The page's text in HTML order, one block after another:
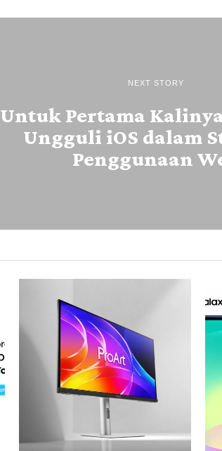
NEXT STORY
Untuk Pertama
Ungguli iOS dalam
Penggunaan